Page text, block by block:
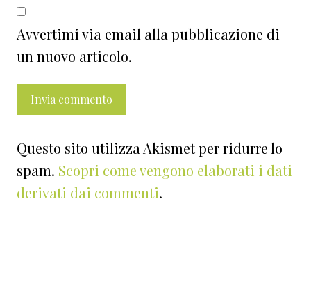
Avvertimi via email alla pubblicazione di
un nuovo articolo.
Questo sito utilizza Akismet per ridurre lo
spam. Scopri come vengono elaborati i dati
derivati dai commenti.